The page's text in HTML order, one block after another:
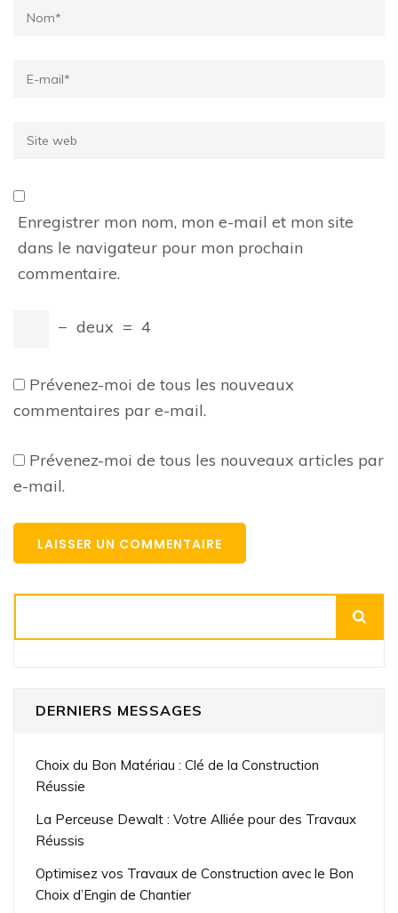
Name*
Email*
Site
Enregistrer mon nom, mon e-mail et mon site
dans le navigateur pour mon prochain
commentaire.
− deux = 4
Prévenez-moi de tous les nouveaux
commentaires par e-mail.
Prévenez-moi de tous les nouveaux articles par
e-mail.
DERNIERS MESSAGES
Choix du Bon Matériau : Clé de la Construction
Réussie
La Perceuse Dewalt : Votre Alliée pour des Travaux
Réussis
Optimisez vos Travaux de Construction avec le Bon
Choix d’Engin de Chantier